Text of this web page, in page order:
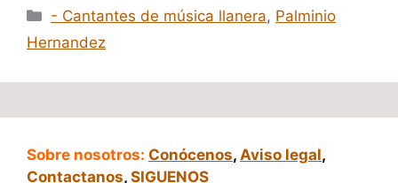
Categorías
- Cantantes de música llanera, Palminio
Hernandez
Sobre nosotros: Conócenos, Aviso legal,
Contactanos, SIGUENOS